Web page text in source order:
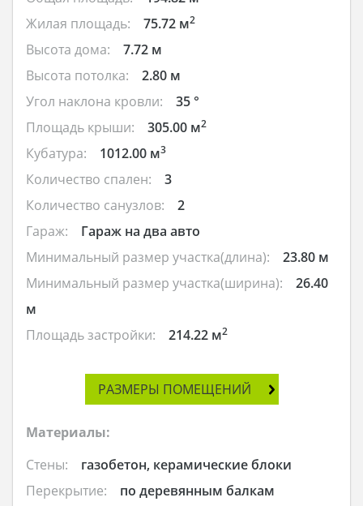
Жилая площадь: 75.72 м2
Высота дома:
7.72 м
Высота потолка:
2.80 м
Угол наклона кровли:
35 °
Площадь крыши:
305.00 м2
Кубатура: 1012.00 м3
Количество спален:
3
Количество санузлов:
2
Гараж:
Гараж на два авто
Минимальный размер участка(длина):
23.80 м
Минимальный размер участка(ширина):
26.40
м
Площадь застройки:
214.22 м2
РАЗМЕРЫ ПОМЕЩЕНИЙ
Материалы:
Стены:
газобетон, керамические блоки
Перекрытие:
по деревянным балкам